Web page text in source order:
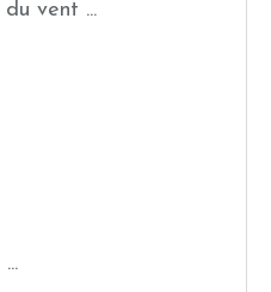
vent ...